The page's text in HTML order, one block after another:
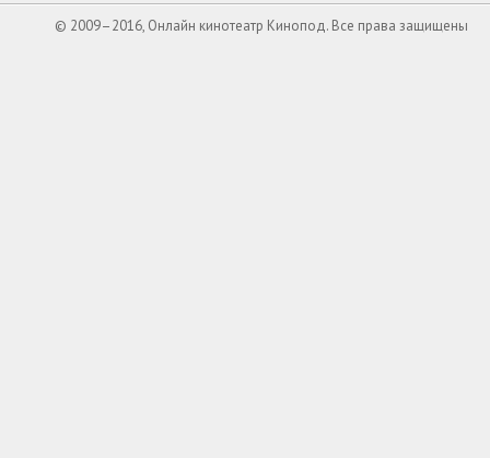
© 2009–2016, Онлайн кинотеатр Кинопод. Все права защищены